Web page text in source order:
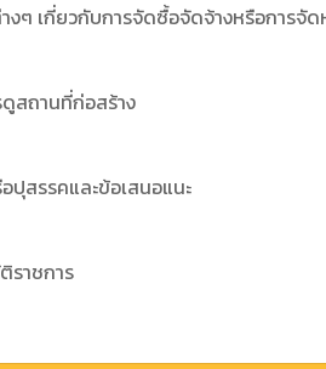
งๆ เกี่ยวกับการจัดซื้อจัดจ้างหรือการจั
สถานที่ก่อสร้าง
สรรคและข้อเสนอแนะ
ราชการ